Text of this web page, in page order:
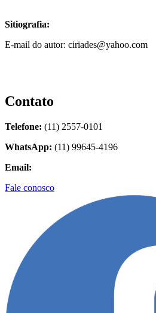
Sitiografia:
E-mail do autor: ciriades@yahoo.com
Contato
Telefone: (11) 2557-0101
WhatsApp: (11) 99645-4196
Email:
Fale conosco